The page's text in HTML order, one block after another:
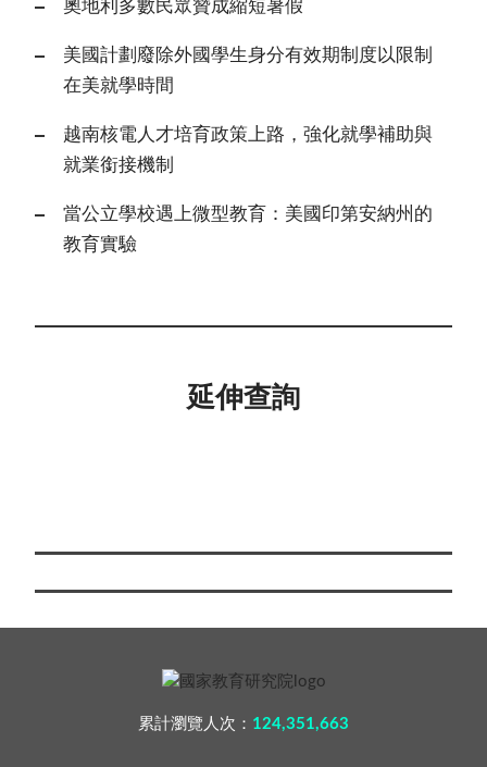
奧地利多數民眾贊成縮短暑假
美國計劃廢除外國學生身分有效期制度以限制
在美就學時間
越南核電人才培育政策上路，強化就學補助與
就業銜接機制
當公立學校遇上微型教育：美國印第安納州的
教育實驗
延伸查詢
累計瀏覽人次： 124,351,663